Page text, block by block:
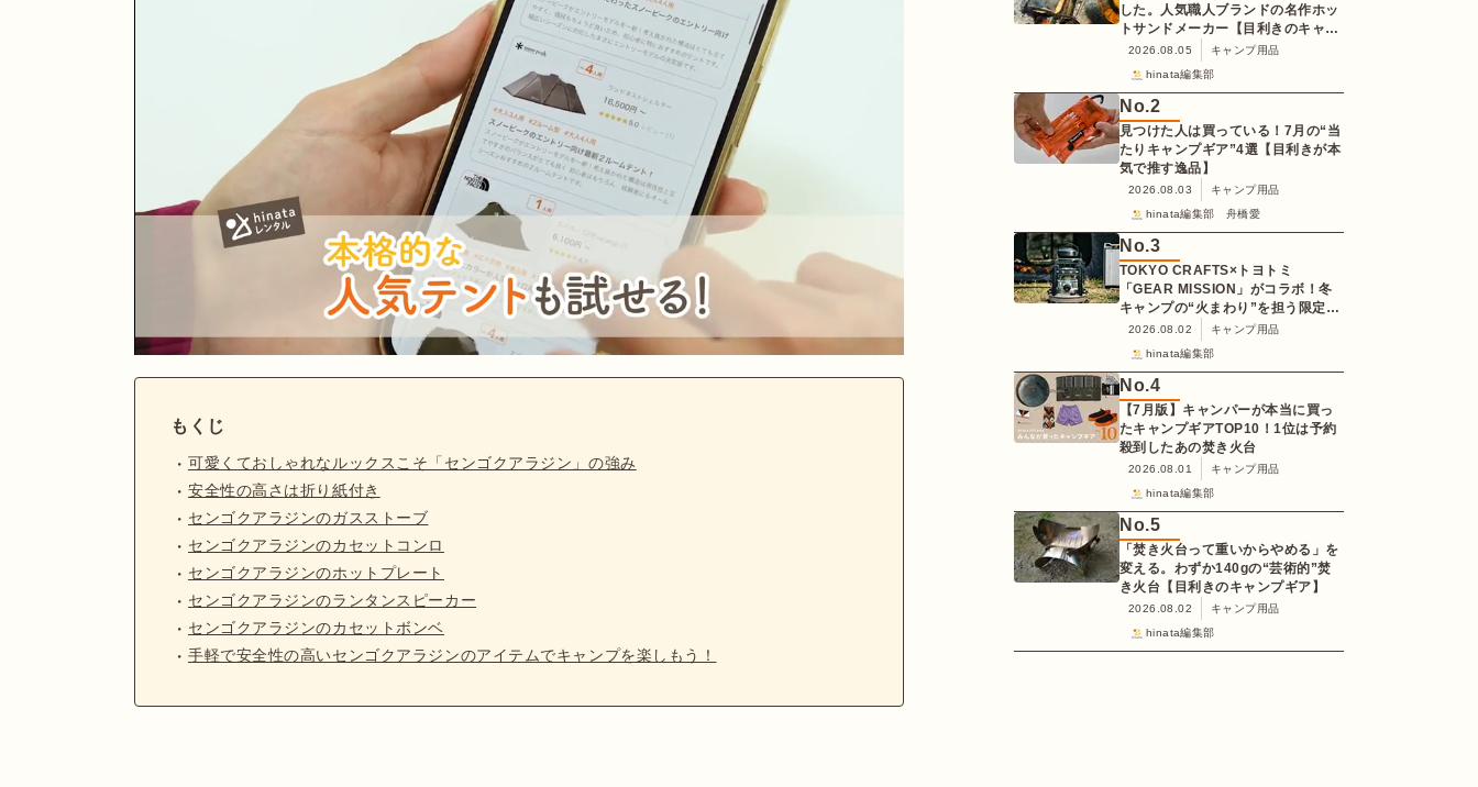
もくじ
可愛くておしゃれなルックスこそ「センゴクアラジン」の強み
安全性の高さは折り紙付き
センゴクアラジンのガスストーブ
センゴクアラジンのカセットコンロ
センゴクアラジンのホットプレート
センゴクアラジンのランタンスピーカー
センゴクアラジンのカセットボンベ
手軽で安全性の高いセンゴクアラジンのアイテムでキャンプを楽しもう！
した。人気職人ブランドの名作ホッ
トサンドメーカー【目利きのキャン
プギア】
2026.08.05
キャンプ用品
hinata編集部
No.2
見つけた人は買っている！7月の“当
たりキャンプギア”4選【目利きが本
気で推す逸品】
2026.08.03
キャンプ用品
hinata編集部 舟橋愛
No.3
TOKYO CRAFTS×トヨトミ
「GEAR MISSION」がコラボ！冬
キャンプの“火まわり”を担う限定
K3クッキングストーブが登場
2026.08.02
キャンプ用品
hinata編集部
No.4
【7月版】キャンパーが本当に買っ
たキャンプギアTOP10！1位は予約
殺到したあの焚き火台
2026.08.01
キャンプ用品
hinata編集部
No.5
「焚き火台って重いからやめる」を
変える。わずか140gの“芸術的”焚
き火台【目利きのキャンプギア】
2026.08.02
キャンプ用品
hinata編集部